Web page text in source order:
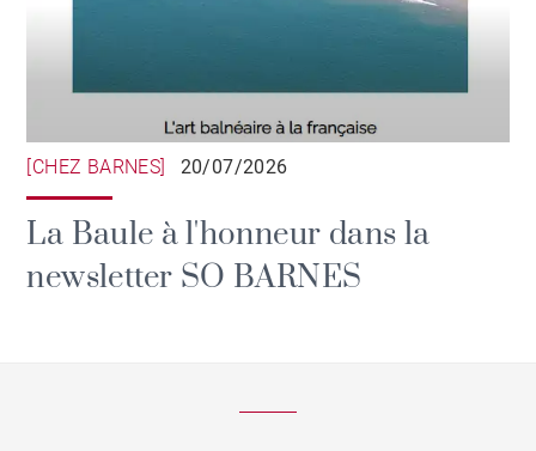
[CHEZ BARNES] 20/07/2026
La Baule à l'honneur dans la
newsletter SO BARNES